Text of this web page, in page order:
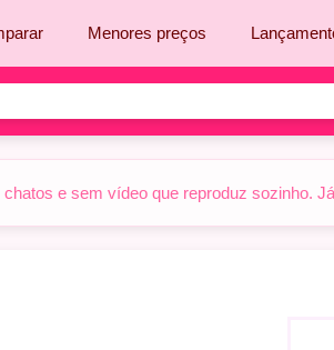
Menores preços
e sem vídeo que reproduz sozinho.